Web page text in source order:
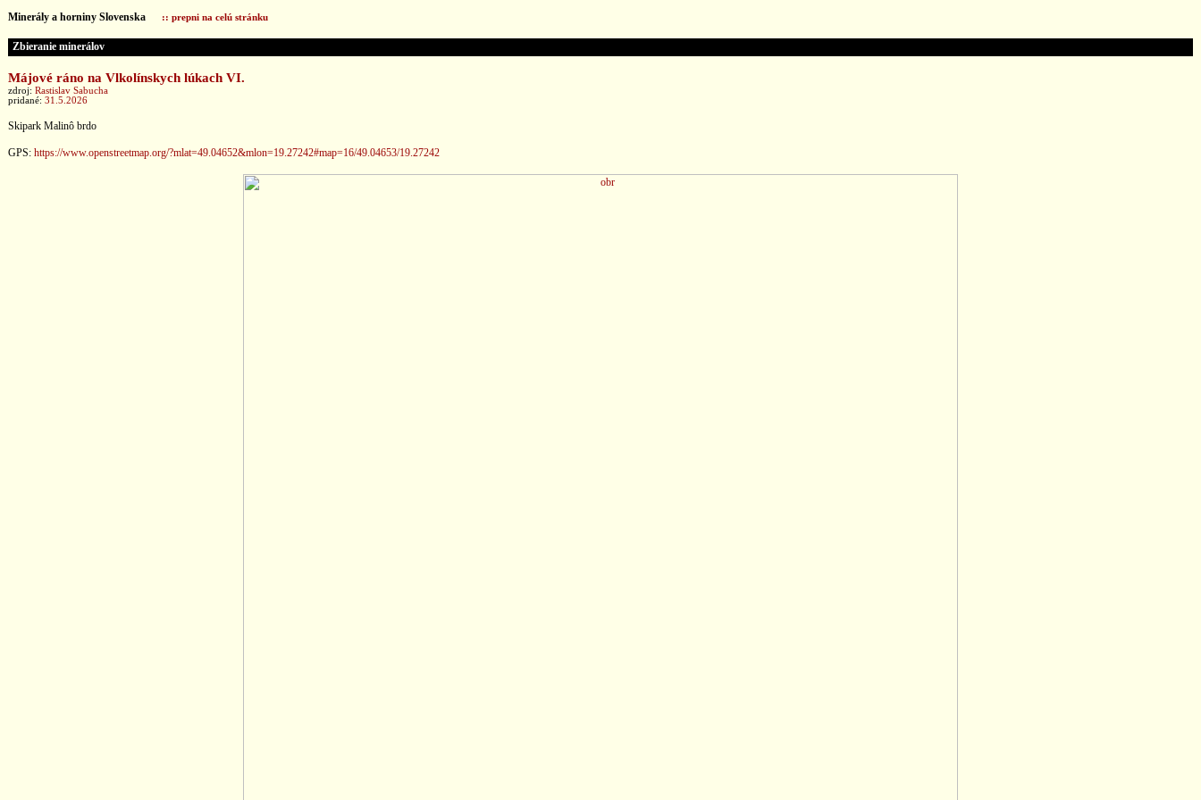
Minerály a horniny Slovenska :: prepni na celú stránku
Zbieranie minerálov
Májové ráno na Vlkolínskych lúkach VI.
zdroj: Rastislav Sabucha
pridané: 31.5.2026
Skipark Malinô brdo
GPS: https://www.openstreetmap.org/?mlat=49.04652&mlon=19.27242#map=16/49.04653/19.27242